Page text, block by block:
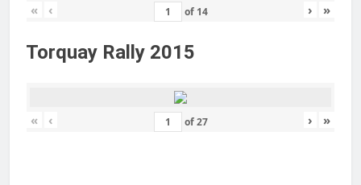
« ‹ of 14 › »
Torquay Rally 2015
« ‹ of27 › »